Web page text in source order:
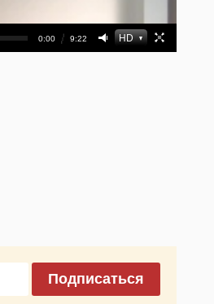
Подписаться